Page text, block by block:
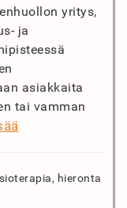
yritys,
ja
asiakkaita
tai vamman
hieronta